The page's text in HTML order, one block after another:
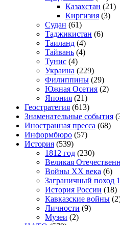
Казахстан (21)
Киргизия (3)
Судан (61)
Таджикистан (6)
Таиланд (4)
Тайвань (4)
Тунис (4)
Украина (229)
Филиппины (29)
Южная Осетия (2)
Япония (21)
Геостратегия (613)
Знаменательные события
Иностранная пресса (68)
Информбюро (57)
История (539)
1812 год (230)
Великая
Войны XX века (6)
Заграничный поход
История России (18)
Кавказские войны
Личности (9)
Музеи (2)